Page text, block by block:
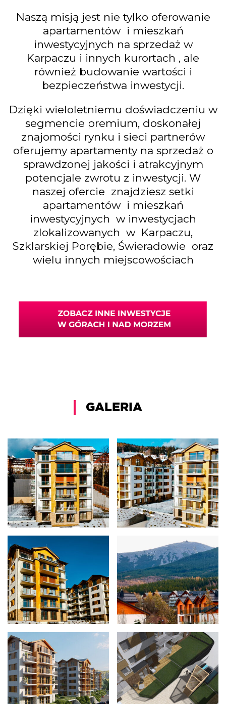
Naszą misją jest nie tylko oferowanie
apartamentów i mieszkań
inwestycyjnych na sprzedaż w
Karpaczu i innych kurortach , ale
również budowanie wartości i
bezpieczeństwa inwestycji.
Dzięki wieloletniemu doświadczeniu w
segmencie premium, doskonałej
znajomości rynku i sieci partnerów
oferujemy apartamenty na sprzedaż o
sprawdzonej jakości i atrakcyjnym
potencjale zwrotu z inwestycji. W
naszej ofercie znajdziesz setki
apartamentów i mieszkań
inwestycyjnych w inwestycjach
zlokalizowanych w Karpaczu,
Szklarskiej Porębie, Świeradowie oraz
wielu innych miejscowościach
GALERIA